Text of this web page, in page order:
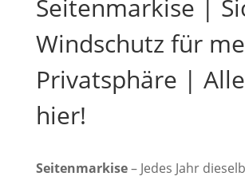
Seitenmarkise |
Windschutz für
Privatsphäre |
hier!
Seitenmarkise– Jedes Jahr